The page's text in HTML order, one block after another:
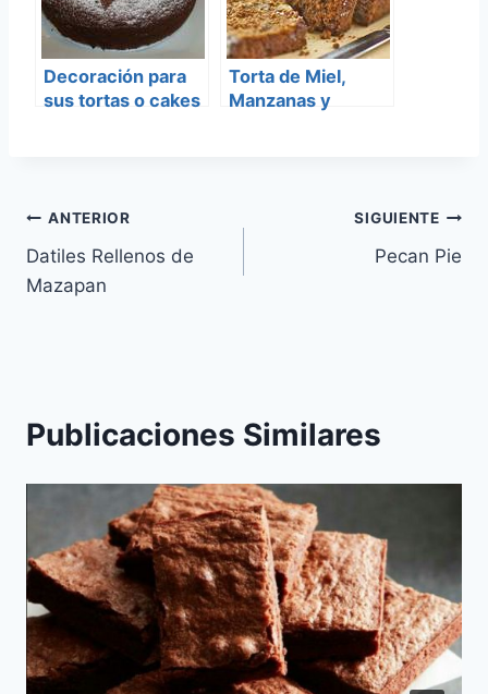
Decoración para
sus tortas o cakes
Torta de Miel,
Manzanas y
Navegación
de
ANTERIOR
Datiles Rellenos de
Mazapan
SIGUIENTE
Pecan Pie
Publicaciones Similares